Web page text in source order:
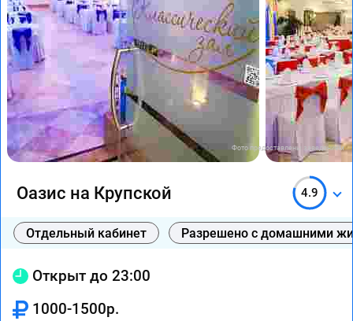
Фото предоставлены заведением
Оазис на Крупской 4.9
Отдельный кабинет Разрешено с домашними
Открыт до 23:00
1000-1500р.